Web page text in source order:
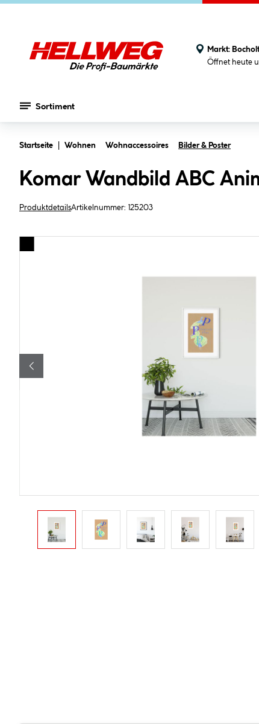
Markt: Bocholt
Öffnet heute
Sortiment
Startseite Wohnen Wohnaccessoires Bilder & Poster
Komar Wandbild ABC
ProduktdetailsArtikelnummer: 125203